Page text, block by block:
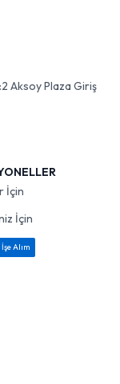
Aksoy Plaza Giriş
İçin
İçin
İşe Alım